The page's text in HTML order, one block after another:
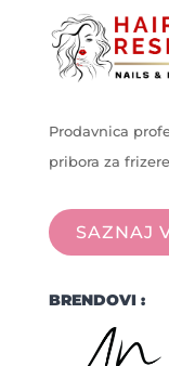
Prodavnica
pribora za
SAZNAJ
BRENDOVI :